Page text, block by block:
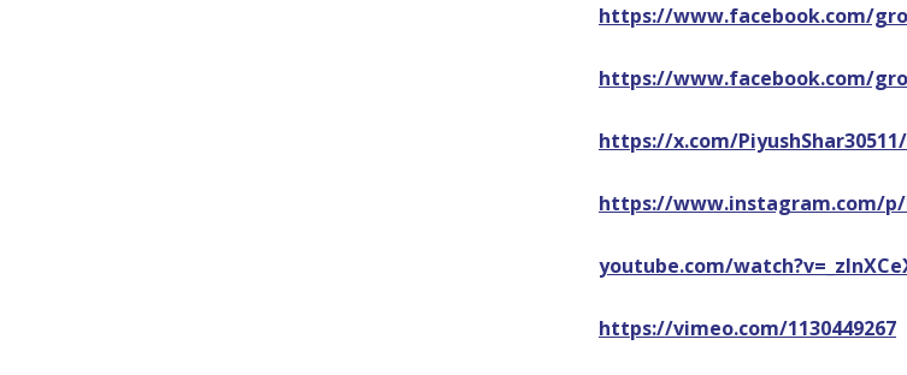
https://www.facebook.com/
https://www.facebook.com/
https://x.com/
https://www.instagram.com/p/
youtube.com/
https://vimeo.com/1130449267